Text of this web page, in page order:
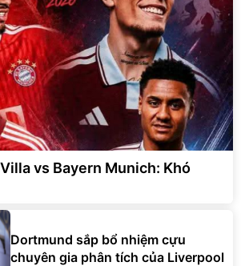
vs Bayern Munich: Khó
Dortmund sắp bổ nhiệm cựu
chuyên gia phân tích của Liverpool